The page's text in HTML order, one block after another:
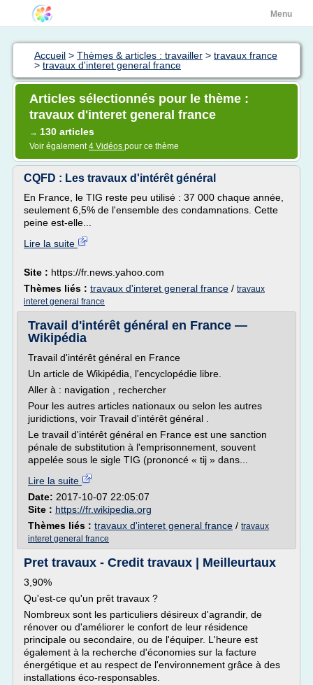
Menu
Accueil > Thèmes & articles : travailler > travaux france
> travaux d'interet general france
Articles sélectionnés pour le thème :
travaux d'interet general france
→ 130 articles
Voir également4 Vidéos pour ce thème
CQFD : Les travaux d'intérêt général
En France, le TIG reste peu utilisé : 37 000 chaque année,
seulement 6,5% de l'ensemble des condamnations. Cette
peine est-elle...
Lire la suite
Site : https://fr.news.yahoo.com
Thèmes liés : travaux d'interet general france / travaux
interet general france
Travail d'intérêt général en France —
Wikipédia
Travail d'intérêt général en France
Un article de Wikipédia, l'encyclopédie libre.
Aller à : navigation , rechercher
Pour les autres articles nationaux ou selon les autres
juridictions, voir Travail d'intérêt général .
Le travail d'intérêt général en France est une sanction
pénale de substitution à l'emprisonnement, souvent
appelée sous le sigle TIG (prononcé « tij » dans...
Lire la suite
Date: 2017-10-07 22:05:07
Site : https://fr.wikipedia.org
Thèmes liés : travaux d'interet general france / travaux
interet general france
Pret travaux - Credit travaux | Meilleurtaux
3,90%
Qu'est-ce qu'un prêt travaux ?
Nombreux sont les particuliers désireux d'agrandir, de
rénover ou d'améliorer le confort de leur résidence
principale ou secondaire, ou de l'équiper. L'heure est
également à la recherche d'économies sur la facture
énergétique et au respect de l'environnement grâce à des
installations éco-responsables.